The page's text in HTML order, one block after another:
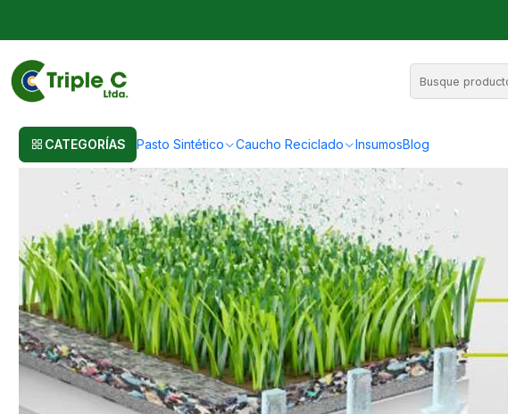
CATEGORÍAS Pasto Sintético Caucho Reciclado InsumosBlog